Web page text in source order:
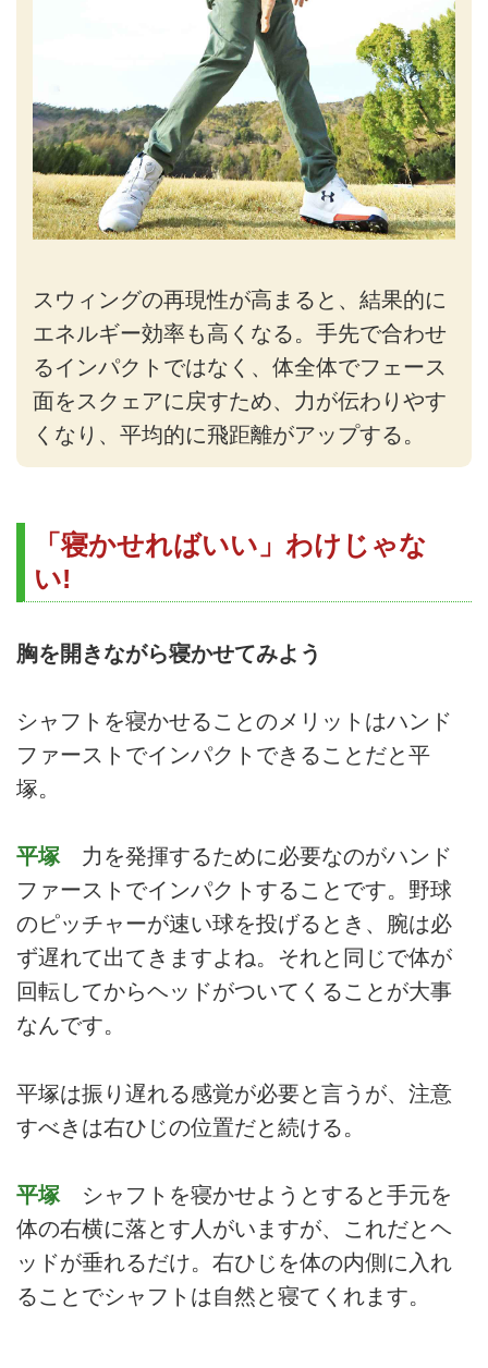
スウィングの再現性が高まると、結果的に
エネルギー効率も高くなる。手先で合わせ
るインパクトではなく、体全体でフェース
面をスクェアに戻すため、力が伝わりやす
くなり、平均的に飛距離がアップする。
「寝かせればいい」わけじゃな
い!
胸を開きながら寝かせてみよう
シャフトを寝かせることのメリットはハンド
ファーストでインパクトできることだと平
塚。
平塚力を発揮するために必要なのがハンド
ファーストでインパクトすることです。野球
のピッチャーが速い球を投げるとき、腕は必
ず遅れて出てきますよね。それと同じで体が
回転してからヘッドがついてくることが大事
なんです。
平塚は振り遅れる感覚が必要と言うが、注意
すべきは右ひじの位置だと続ける。
平塚シャフトを寝かせようとすると手元を
体の右横に落とす人がいますが、これだとヘ
ッドが垂れるだけ。右ひじを体の内側に入れ
ることでシャフトは自然と寝てくれます。